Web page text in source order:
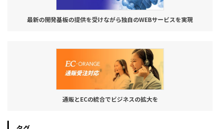
最新の開発基板の提供を受けながら独自のWEBサービスを実現
通販とECの統合でビジネスの拡大を